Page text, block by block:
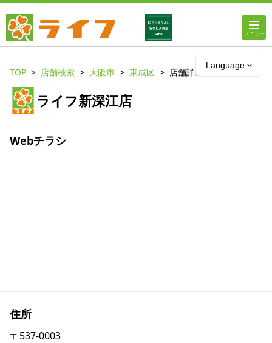
Language
店舗・チラシ情報
TOP 店舗検索 大阪市 東成区 店舗詳細
ライフ新深江店
Webチラシ
住所
〒 537-0003